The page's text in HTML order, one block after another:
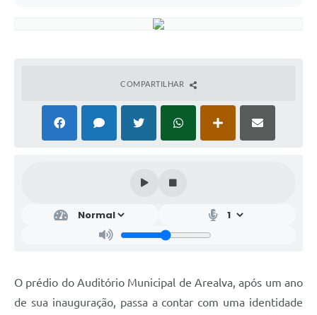
COMPARTILHAR
O prédio do Auditório Municipal de Arealva, após um ano
de sua inauguração, passa a contar com uma identidade